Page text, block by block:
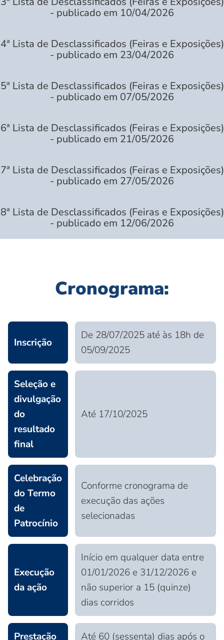
- publicado em 10/04/2026
4ª Lista de Desclassificados (Feiras e Exposições)
- publicado em 23/04/2026
5ª Lista de Desclassificados (Feiras e Exposições)
- publicado em 07/05/2026
6ª Lista de Desclassificados (Feiras e Exposições)
- publicado em 21/05/2026
7ª Lista de Desclassificados (Feiras e Exposições)
- publicado em 27/05/2026
8ª Lista de Desclassificados (Feiras e Exposições)
- publicado em 12/06/2026
Cronograma:
Inscrição
De 28/07/2025 até às 18h de
05/09/2025
Seleção e
divulgação
do
resultado
final
Até 17/10/2025
Celebração
do Termo
de
Patrocínio
Conforme cronograma de
execução das ações
selecionadas
Execução
da ação
Início em qualquer data entre
01/01/2026 e 31/12/2026 e
não superior a 15 (quinze)
dias corridos
Prestação Até 60 (sessenta) dias após o